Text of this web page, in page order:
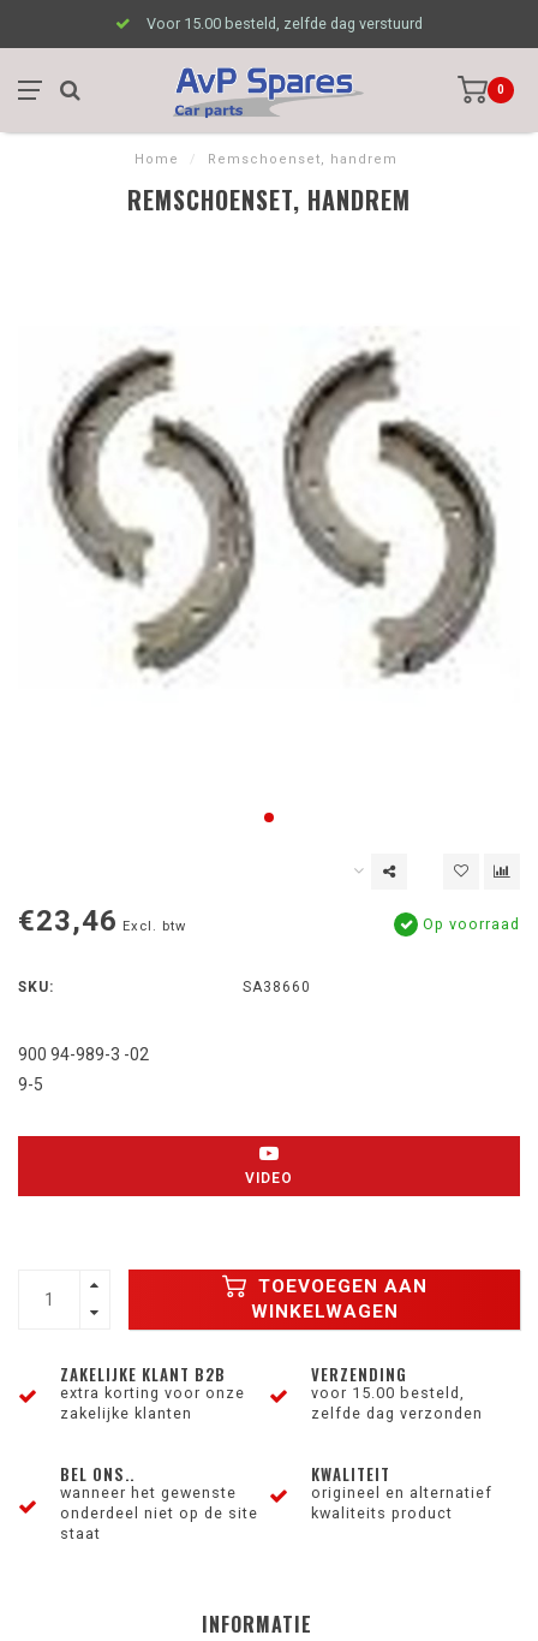
Voor 15.00 besteld, zelfde dag verstuurd
0
Home / Remschoenset, handrem
REMSCHOENSET, HANDREM
€23,46 Excl. btw Op voorraad
SKU: SA38660
900 94-989-3 -02
9-5
VIDEO
TOEVOEGEN AAN
WINKELWAGEN
ZAKELIJKE KLANT B2B
extra korting voor onze
zakelijke klanten
VERZENDING
voor 15.00 besteld,
zelfde dag verzonden
BEL ONS..
wanneer het gewenste
onderdeel niet op de site
staat
KWALITEIT
origineel en alternatief
kwaliteits product
INFORMATIE